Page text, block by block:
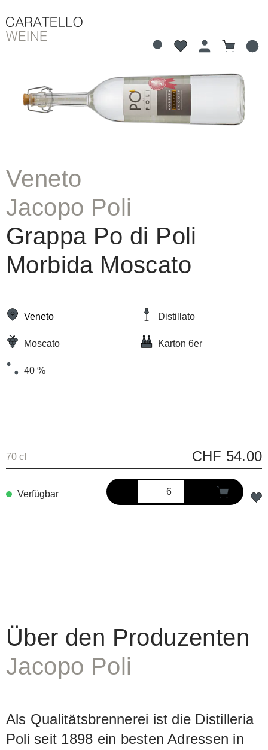
Bildergalerie überspringen
Veneto
Jacopo Poli
Grappa Po di Poli
Morbida Moscato
Veneto Distillato
Moscato Karton 6er
40 %
70 cl CHF 54.00
Verfügbar
Über den Produzenten
Jacopo Poli
Als Qualitätsbrennerei ist die Distilleria
Poli seit 1898 ein besten Adressen in